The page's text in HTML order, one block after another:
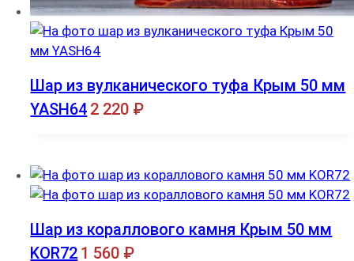
Шар из вулканического туфа Крым 50 мм
YASH64 2 220 ₽
Шар из кораллового камня Крым 50 мм
KOR72 1 560 ₽